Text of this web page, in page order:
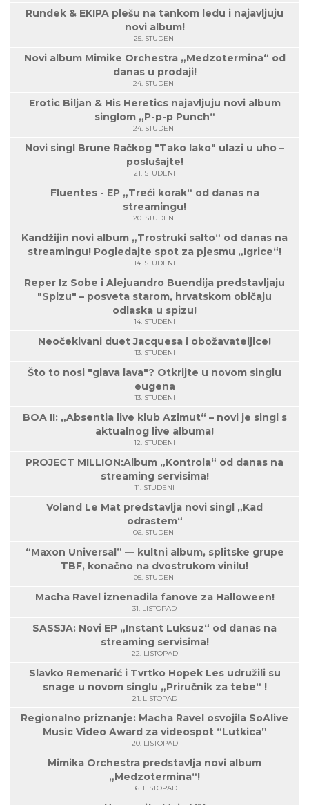
Rundek & EKIPA plešu na tankom ledu i najavljuju
novi album!
25. STUDENI
Novi album Mimike Orchestra „Medzotermina“ od
danas u prodaji!
24. STUDENI
Erotic Biljan & His Heretics najavljuju novi album
singlom „P-p-p Punch“
24. STUDENI
Novi singl Brune Račkog "Tako lako" ulazi u uho –
poslušajte!
21. STUDENI
Fluentes - EP „Treći korak“ od danas na
streamingu!
20. STUDENI
Kandžijin novi album „Trostruki salto“ od danas na
streamingu! Pogledajte spot za pjesmu „Igrice“!
14. STUDENI
Reper Iz Sobe i Alejuandro Buendija predstavljaju
"Spizu" – posveta starom, hrvatskom običaju
odlaska u spizu!
14. STUDENI
Neočekivani duet Jacquesa i obožavateljice!
13. STUDENI
Što to nosi "glava lava"? Otkrijte u novom singlu
eugena
13. STUDENI
BOA II: „Absentia live klub Azimut“ – novi je singl s
aktualnog live albuma!
12. STUDENI
PROJECT MILLION:Album „Kontrola“ od danas na
streaming servisima!
11. STUDENI
Voland Le Mat predstavlja novi singl „Kad
odrastem“
06. STUDENI
“Maxon Universal” — kultni album, splitske grupe
TBF, konačno na dvostrukom vinilu!
05. STUDENI
Macha Ravel iznenadila fanove za Halloween!
31. LISTOPAD
SASSJA: Novi EP „Instant Luksuz“ od danas na
streaming servisima!
22. LISTOPAD
Slavko Remenarić i Tvrtko Hopek Les udružili su
snage u novom singlu „Priručnik za tebe“ !
21. LISTOPAD
Regionalno priznanje: Macha Ravel osvojila SoAlive
Music Video Award za videospot “Lutkica”
20. LISTOPAD
Mimika Orchestra predstavlja novi album
„Medzotermina“!
16. LISTOPAD